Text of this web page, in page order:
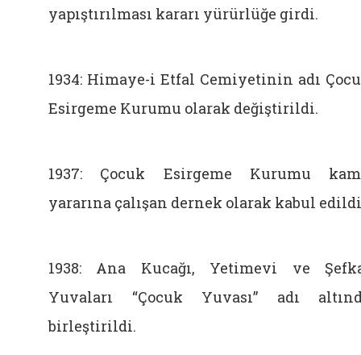
yapıştırılması kararı yürürlüğe girdi.
1934: Himaye-i Etfal Cemiyetinin adı
Esirgeme Kurumu olarak değiştirildi.
1937: Çocuk Esirgeme Kurumu
yararına çalışan dernek olarak kabul
1938: Ana Kucağı, Yetimevi ve
Yuvaları “Çocuk Yuvası” adı
birleştirildi.